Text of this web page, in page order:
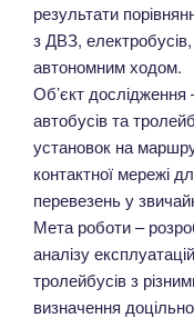
результати
з ДВЗ,
автономним ходом.
Об’єкт дослідження
автобусів та
установок на
контактної мережі
перевезень у
Мета роботи –
аналізу
тролейбусів з
визначення